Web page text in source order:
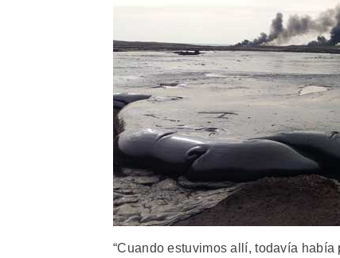
“Cuando estuvimos allí, todavía